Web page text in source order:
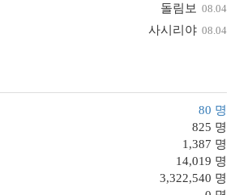
돌림보 08.04
사시리야 08.04
80 명
825 명
1,387 명
14,019 명
3,322,540 명